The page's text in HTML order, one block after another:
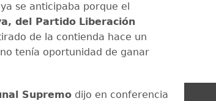
se anticipaba porque el
del Partido Liberación
de la contienda hace un
tenía oportunidad de ganar
Supremo dijo en conferencia